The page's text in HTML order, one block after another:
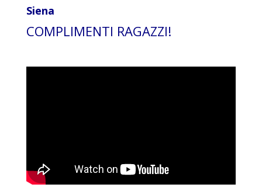
Siena
COMPLIMENTI RAGAZZI!